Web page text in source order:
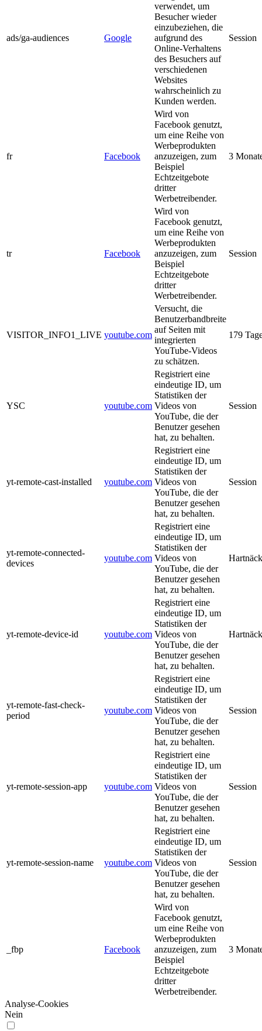
ads/ga-audiences Google
verwendet, um
Besucher wieder
einzubeziehen, die
aufgrund des
Online-Verhaltens
des Besuchers auf
verschiedenen
Websites
wahrscheinlich zu
Kunden werden.
Session
fr Facebook
Wird von
Facebook genutzt,
um eine Reihe von
Werbeprodukten
anzuzeigen, zum
Beispiel
Echtzeitgebote
dritter
Werbetreibender.
3
tr Facebook
Wird von
Facebook genutzt,
um eine Reihe von
Werbeprodukten
anzuzeigen, zum
Beispiel
Echtzeitgebote
dritter
Werbetreibender.
Session
VISITOR_INFO1_LIVE youtube.com
Versucht, die
Benutzerbandbreite
auf Seiten mit
integrierten
YouTube-Videos
zu schätzen.
179
YSC youtube.com
Registriert eine
eindeutige ID, um
Statistiken der
Videos von
YouTube, die der
Benutzer gesehen
hat, zu behalten.
Session
yt-remote-cast-installed youtube.com
Registriert eine
eindeutige ID, um
Statistiken der
Videos von
YouTube, die der
Benutzer gesehen
hat, zu behalten.
Session
yt-remote-connected-
devices
youtube.com
Registriert eine
eindeutige ID, um
Statistiken der
Videos von
YouTube, die der
Benutzer gesehen
hat, zu behalten.
yt-remote-device-id youtube.com
Registriert eine
eindeutige ID, um
Statistiken der
Videos von
YouTube, die der
Benutzer gesehen
hat, zu behalten.
yt-remote-fast-check-
period
youtube.com
Registriert eine
eindeutige ID, um
Statistiken der
Videos von
YouTube, die der
Benutzer gesehen
hat, zu behalten.
Session
yt-remote-session-app youtube.com
Registriert eine
eindeutige ID, um
Statistiken der
Videos von
YouTube, die der
Benutzer gesehen
hat, zu behalten.
Session
yt-remote-session-name youtube.com
Registriert eine
eindeutige ID, um
Statistiken der
Videos von
YouTube, die der
Benutzer gesehen
hat, zu behalten.
Session
_fbp Facebook
Wird von
Facebook genutzt,
um eine Reihe von
Werbeprodukten
anzuzeigen, zum
Beispiel
Echtzeitgebote
dritter
Werbetreibender.
3
Analyse-Cookies
Nein